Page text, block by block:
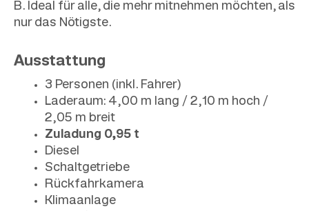
B. Ideal für alle, die mehr mitnehmen möchten, als
nur das Nötigste.
Ausstattung
3 Personen (inkl. Fahrer)
Laderaum: 4,00 m lang / 2,10 m hoch /
2,05 m breit
Zuladung 0,95 t
Diesel
Schaltgetriebe
Rückfahrkamera
Klimaanlage